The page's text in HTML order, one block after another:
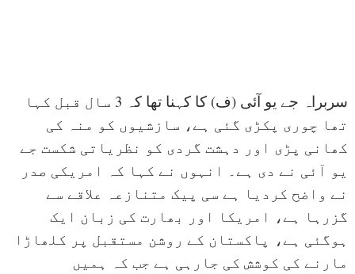
سربراہ جے یو آئی (ف) کا کہنا تھا کہ 3 سال قبل کہا
تھا چوری پکڑی گئی ہے، سازشیوں کو منہ کی
کھانی پڑی اور دہشت گردی کو نظریاتی شکست جے
یو آئی نے دی ہے۔ انہوں نے کہا کہ امریکی صدر
نے واضح کردیا ہے سی پیک متنازعہ علاقے سے
گزرہا ہے، امریکا اور بھارت کی زبان ایک
ہوگئی ہے، پاکستان کے روشن مستقبل پر کلھاڑا
مارنے کی کوشش کی جارہی ہے جب کہ ہمیں